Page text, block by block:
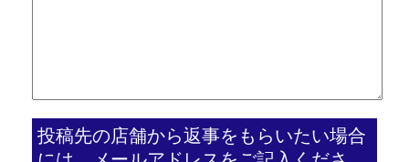
投稿先の店舗から返事をもらいたい場合